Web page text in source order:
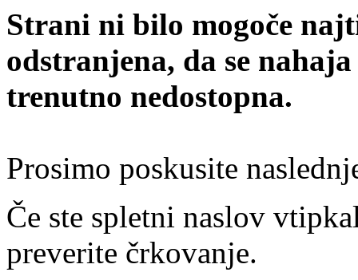
Strani ni bilo mogoče
odstranjena, da se
trenutno nedostopna.
Prosimo poskusite
Če ste spletni naslov
preverite črkovanje.